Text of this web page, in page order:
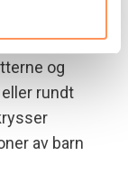
møter daglig,
og
rundt
av barn